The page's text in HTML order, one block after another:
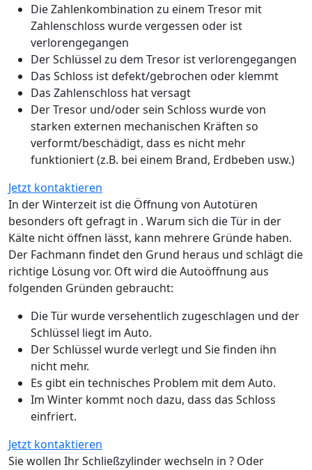
Die Zahlenkombination zu einem Tresor mit
Zahlenschloss wurde vergessen oder ist
verlorengegangen
Der Schlüssel zu dem Tresor ist verlorengegangen
Das Schloss ist defekt/gebrochen oder klemmt
Das Zahlenschloss hat versagt
Der Tresor und/oder sein Schloss wurde von
starken externen mechanischen Kräften so
verformt/beschädigt, dass es nicht mehr
funktioniert (z.B. bei einem Brand, Erdbeben usw.)
Jetzt kontaktieren
In der Winterzeit ist die Öffnung von Autotüren
besonders oft gefragt in . Warum sich die Tür in der
Kälte nicht öffnen lässt, kann mehrere Gründe haben.
Der Fachmann findet den Grund heraus und schlägt die
richtige Lösung vor. Oft wird die Autoöffnung aus
folgenden Gründen gebraucht:
Die Tür wurde versehentlich zugeschlagen und der
Schlüssel liegt im Auto.
Der Schlüssel wurde verlegt und Sie finden ihn
nicht mehr.
Es gibt ein technisches Problem mit dem Auto.
Im Winter kommt noch dazu, dass das Schloss
einfriert.
Jetzt kontaktieren
Sie wollen Ihr Schließzylinder wechseln in ? Oder